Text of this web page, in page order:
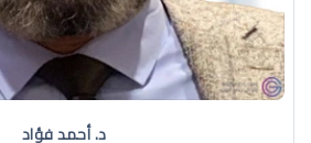
د. أحمد فؤاد